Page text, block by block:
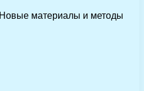
Новые материалы и методы